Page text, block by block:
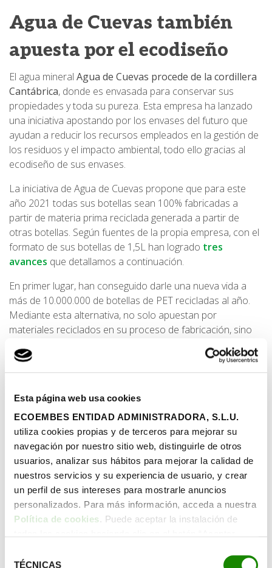
Esta página web usa cookies
ECOEMBES ENTIDAD ADMINISTRADORA, S.L.U.
utiliza cookies propias y de terceros para mejorar su
navegación por nuestro sitio web, distinguirle de otros
usuarios, analizar sus hábitos para mejorar la calidad de
nuestros servicios y su experiencia de usuario, y crear
un perfil de sus intereses para mostrarle anuncios
personalizados. Para más información, acceda a nuestra
Política de cookies. Puede aceptar la instalación de
botón “Configurar cookies”, o rechazar su instalación,
TÉCNICAS
Agua de Cuevas también
apuesta por el ecodiseño
El agua mineral Agua de Cuevas procede de la cordillera
Cantábrica, donde es envasada para conservar sus
propiedades y toda su pureza. Esta empresa ha lanzado
una iniciativa apostando por los envases del futuro que
ayudan a reducir los recursos empleados en la gestión de
los residuos y el impacto ambiental, todo ello gracias al
ecodiseño de sus envases.
La iniciativa de Agua de Cuevas propone que para este
año 2021 todas sus botellas sean 100% fabricadas a
partir de materia prima reciclada generada a partir de
otras botellas. Según fuentes de la propia empresa, con el
formato de sus botellas de 1,5L han logrado tres
avances que detallamos a continuación.
En primer lugar, han conseguido darle una nueva vida a
más de 10.000.000 de botellas de PET recicladas al año.
Mediante esta alternativa, no solo apuestan por
materiales reciclados en su proceso de fabricación, sino
que también evitan la extracción de más de 250.000kg de
petróleo crudo al año. Además, Agua de Cuevas ha
conseguido reducir las emisiones de CO2, consiguiendo
Cabe destacar que en Agua de Cuevas también se
preocupan por fabricar sus envases secundarios con
materiales reciclados y reciclables. Por ejemplo, la caja de
embalaje de las botellas es 100% reciclable y reciclada,
mientras que el film protector es un 50% reciclado y 100%
reciclable.
Ser sostenible es una alternativa que supone una ventaja
tanto para las empresas como para la sociedad, ya que
medioambiente y garantizar las condiciones de vida de las